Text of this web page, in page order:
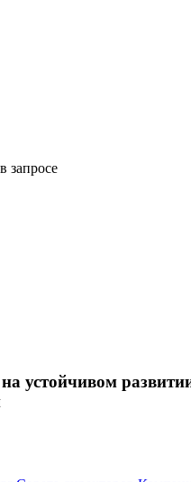
запросе
устойчивом